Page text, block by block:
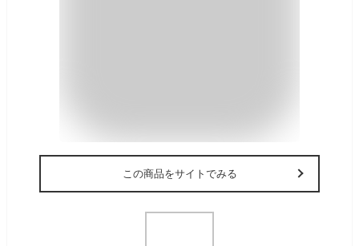
この商品をサイトでみる